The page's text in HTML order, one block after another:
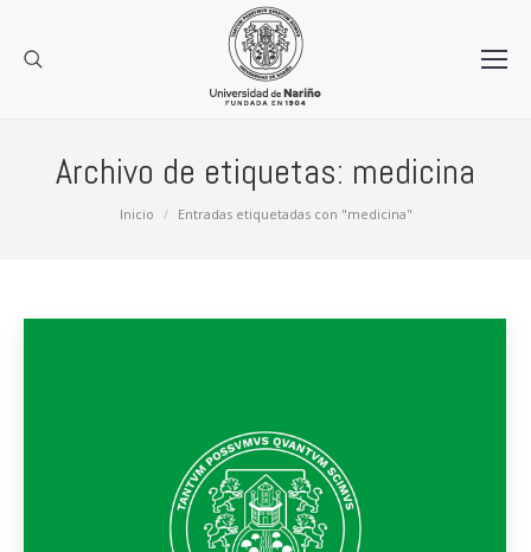
Archivo de etiquetas: medicina
Inicio Entradas etiquetadas con "medicina"